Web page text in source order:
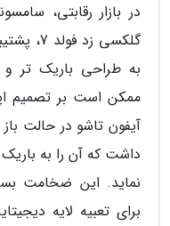
در بازار رقابتی،
به طراحی باریک تر
ممکن است بر تصمیم
داشت که آن را به
نماید. این ضخامت
برای تعبیه لایه